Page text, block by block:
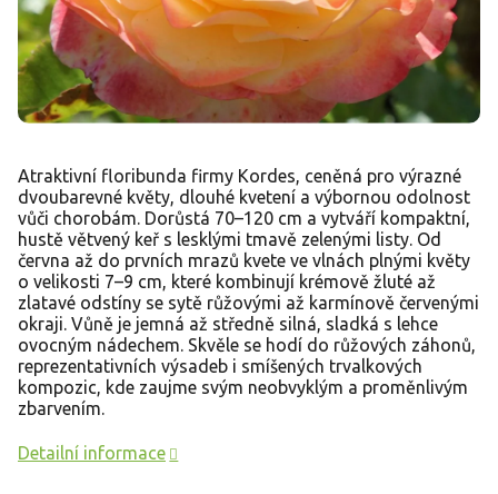
Atraktivní floribunda firmy Kordes, ceněná pro výrazné
dvoubarevné květy, dlouhé kvetení a výbornou odolnost
vůči chorobám. Dorůstá 70–120 cm a vytváří kompaktní,
hustě větvený keř s lesklými tmavě zelenými listy. Od
června až do prvních mrazů kvete ve vlnách plnými květy
o velikosti 7–9 cm, které kombinují krémově žluté až
zlatavé odstíny se sytě růžovými až karmínově červenými
okraji. Vůně je jemná až středně silná, sladká s lehce
ovocným nádechem. Skvěle se hodí do růžových záhonů,
reprezentativních výsadeb i smíšených trvalkových
kompozic, kde zaujme svým neobvyklým a proměnlivým
zbarvením.
Detailní informace